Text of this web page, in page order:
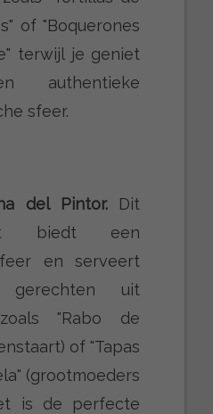
of "Boquerones
terwijl je geniet
authentieke
sfeer.
del Pintor. Dit
biedt een
en serveert
gerechten uit
"Rabo de
of "Tapas
(grootmoeders
is de perfecte